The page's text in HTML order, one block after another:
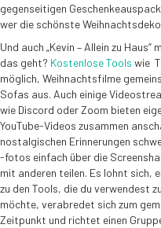
gegenseitigen
wer die schönste
Und auch „Kevin – Allein zu
das geht? Kostenlose Tools wie
möglich, Weihnachtsfilme
Sofas aus. Auch einige
wie Discord oder Zoom bieten
YouTube-Videos zusammen
nostalgischen Erinnerungen
-fotos einfach über die
mit anderen teilen. Es lohnt sich,
zu den Tools, die du verwendest
möchte, verabredet sich zum
Zeitpunkt und richtet einen